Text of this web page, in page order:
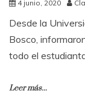
4 junio, 2020
Desde la
Bosco,
todo el
Leer más...